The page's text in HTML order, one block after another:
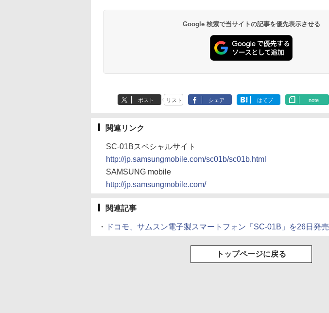
Google 検索で当サイトの記事を優先表示させる
ポスト リスト シェア はてブ note
関連リンク
SC-01Bスペシャルサイト
http://jp.samsungmobile.com/sc01b/sc01b.html
SAMSUNG mobile
http://jp.samsungmobile.com/
関連記事
・ ドコモ、サムスン電子製スマートフォン「SC-01B」を26日発売
トップページに戻る